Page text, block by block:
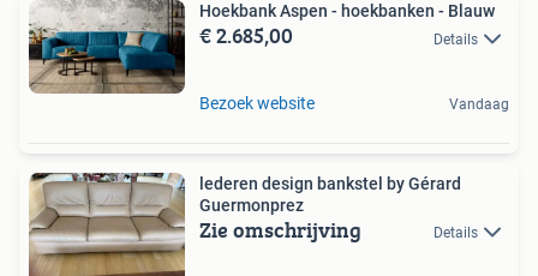
Hoekbank Aspen - hoekbanken - Blauw
€ 2.685,00 Details
Bezoek website Vandaag
lederen design bankstel by Gérard
Guermonprez
Zie omschrijving Details